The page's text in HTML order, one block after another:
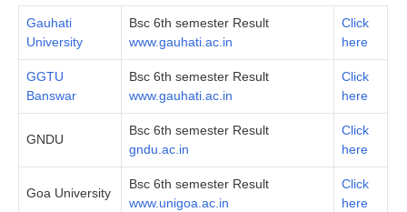
Gauhati
University
Bsc 6th semester Result
www.gauhati.ac.in
Click
here
GGTU
Banswar
Bsc 6th semester Result
www.gauhati.ac.in
Click
here
GNDU
Bsc 6th semester Result
gndu.ac.in
Click
here
Goa University
Bsc 6th semester Result
www.unigoa.ac.in
Click
here